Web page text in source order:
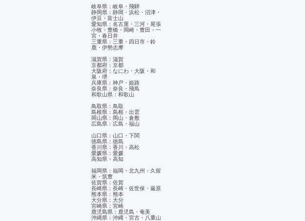
岐阜県：岐阜・飛騨
静岡県：静岡・浜松・沼津・
伊豆・富士山
​愛知県：名古屋・三河・尾張
小牧・豊橋・岡崎・豊田・一
宮・春日井
三重県：三重・四日市・鈴
鹿・伊勢志摩
滋賀県：滋賀
京都府：京都
大阪府：なにわ・大阪・和
泉・堺
兵庫県：神戸・姫路
奈良県：奈良・飛鳥
和歌山県：和歌山
鳥取県：鳥取
島根県：島根・出雲
岡山県：岡山・倉敷
広島県：広島・福山
山口県：山口・下関
徳島県：徳島
香川県：香川・高松
愛媛県：愛媛
​高知県・高知
福岡県：福岡・北九州・久留
米・筑豊
佐賀県：佐賀
長崎県：長崎・佐世保・厳原
熊本県：熊本
大分県：大分
宮崎県：宮崎
鹿児島県：鹿児島・奄美
沖縄県：沖縄・宮古・八重山